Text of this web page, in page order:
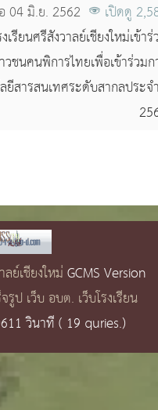
04 มิ.ย. 2562
เปิดดู
รียนศรีสังวาลย์เชียงใหม่เข้า
ชนคนพิการไทยเพื่อเข้าร่วม
ยีสารสนเทศระดับสากลประ
ลย์เชียงใหม่GCMS Version
รูป เว็บ อบต. เว็บโรงเรียน
วินาที ( 19 quries.)